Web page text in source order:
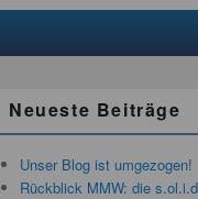
Neueste Beiträge
Unser Blog ist umgezogen!
Rückblick MMW: die